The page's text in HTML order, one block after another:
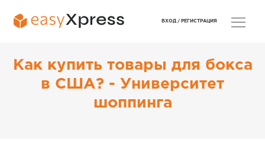
Как купить товары для бокса
в США? - Университет
шоппинга
ВХОД / РЕГИСТРАЦИЯ